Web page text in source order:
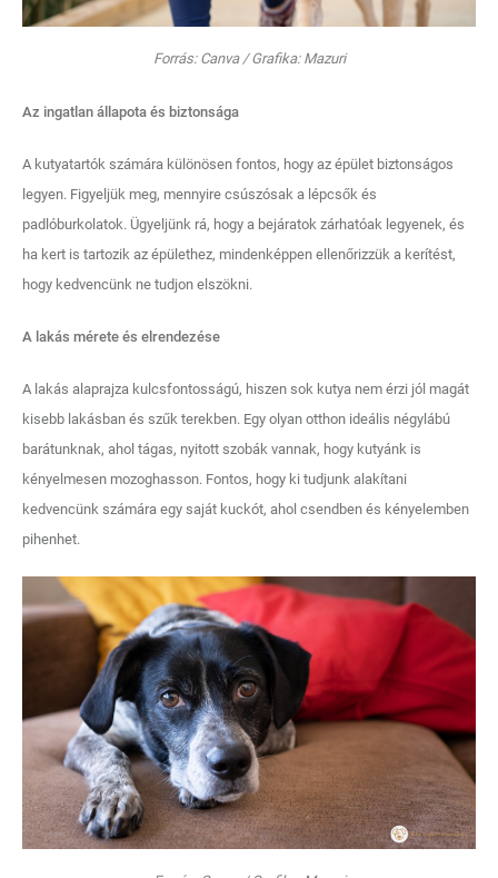
Forrás: Canva / Grafika: Mazuri
Az ingatlan állapota és biztonsága
A kutyatartók számára különösen fontos, hogy az épület biztonságos
legyen. Figyeljük meg, mennyire csúszósak a lépcsők és
padlóburkolatok. Ügyeljünk rá, hogy a bejáratok zárhatóak legyenek, és
ha kert is tartozik az épülethez, mindenképpen ellenőrizzük a kerítést,
hogy kedvencünk ne tudjon elszökni.
A lakás mérete és elrendezése
A lakás alaprajza kulcsfontosságú, hiszen sok kutya nem érzi jól magát
kisebb lakásban és szűk terekben. Egy olyan otthon ideális négylábú
barátunknak, ahol tágas, nyitott szobák vannak, hogy kutyánk is
kényelmesen mozoghasson. Fontos, hogy ki tudjunk alakítani
kedvencünk számára egy saját kuckót, ahol csendben és kényelemben
pihenhet.